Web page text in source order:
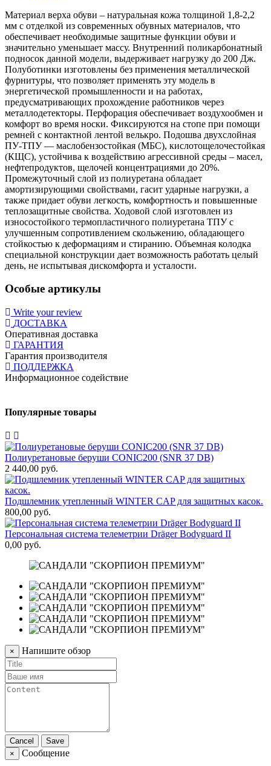
Материал верха обуви – натуральная кожа толщиной 1,8-2,2
мм с отделкой из современных обувных материалов, что
обеспечивает необходимые защитные функции обуви и
значительно уменьшает массу. Внутренний поликарбонатный
подносок данной модели, выдерживает нагрузку до 200 Дж.
Полуботинки изготовлены без применения металлической
фурнитуры, что позволяет применять эту модель в
энергетической промышленности и на работах,
предусматривающих прохождение работников через
металлодетекторы. Перфорация обеспечивает воздухообмен и
комфорт во время носки. Фиксируются на стопе при помощи
ремней с контактной лентой велькро. Подошва двухслойная
ПУ-ТПУ — маслобензостойкая (МБС), кислотощелочестойкая
(КЩС), устойчива к воздействию агрессивной среды – масел,
нефтепродуктов, щелочей концентрациями до 20%.
Промежуточный слой из полиуретана обладает
амортизирующими свойствами, гасит ударные нагрузки, а
также придает обуви легкость, комфортность и повышенные
теплозащитные свойства. Ходовой слой изготовлен из
износостойкого термопластичного полиуретана ТПУ с
улучшенным сопротивлением скольжению, обладающего
стойкостью к деформациям и стиранию. Объемная колодка
специальной конструкции дает возможность работать целый
день, не испытывая дискомфорта и усталости.
Особые артикулы
Write your review
ДОСТАВКА
Оперативная доставка
ГАРАНТИЯ
Гарантия производителя
ПОДДЕРЖКА
Информационное содействие
Популярные товары
Полиуретановые беруши CONIC200 (SNR 37 DB)
2 440,00 руб.
Подшлемник утепленный WINTER CAP для защитных касок.
800,00 руб.
Персональная система телеметрии Dräger Bodyguard II
0,00 руб.
× Напишите обзор
Cancel
Save
×
Сообщение